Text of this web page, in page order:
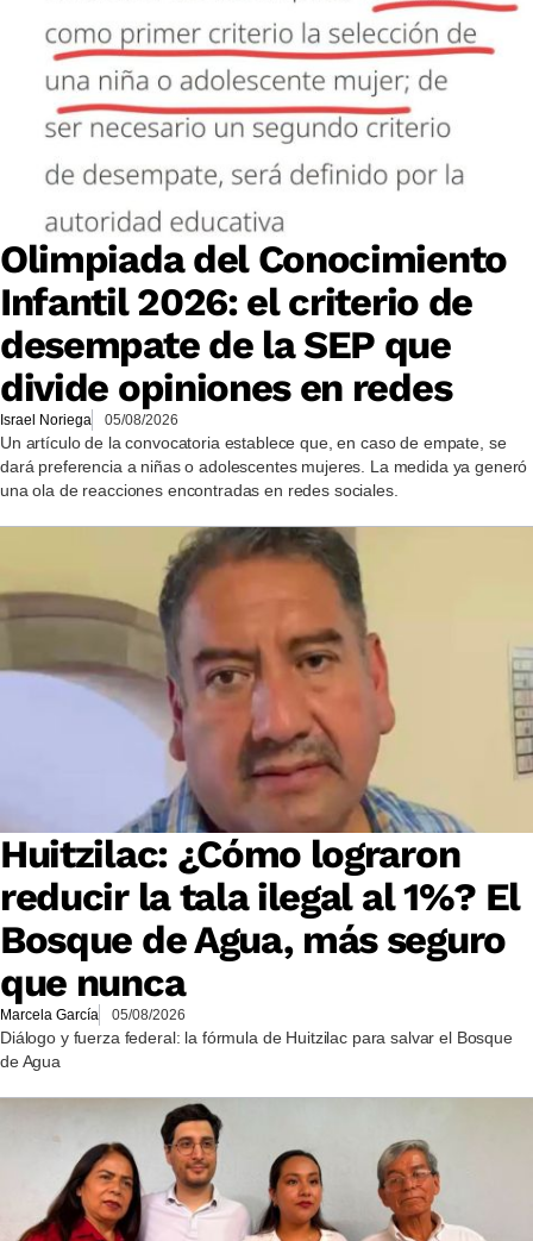
Olimpiada del Conocimiento
Infantil 2026: el criterio de
desempate de la SEP que
divide opiniones en redes
Israel Noriega 05/08/2026
Un artículo de la convocatoria establece que, en caso de empate, se
dará preferencia a niñas o adolescentes mujeres. La medida ya generó
una ola de reacciones encontradas en redes sociales.
Huitzilac: ¿Cómo lograron
reducir la tala ilegal al 1%? El
Bosque de Agua, más seguro
que nunca
Marcela García 05/08/2026
Diálogo y fuerza federal: la fórmula de Huitzilac para salvar el Bosque
de Agua